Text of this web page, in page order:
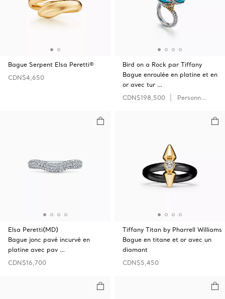
Bague Serpent Elsa Peretti®
CDN$4,650
Bird on a Rock par Tiffany
Bague enroulée en platine et en
or avec tur …
CDN$198,500
Personnaliser
Elsa Peretti(MD)
Bague jonc pavé incurvé en
platine avec pav …
CDN$16,700
Tiffany Titan by Pharrell Williams
Bague en titane et or avec un
diamant
CDN$5,450